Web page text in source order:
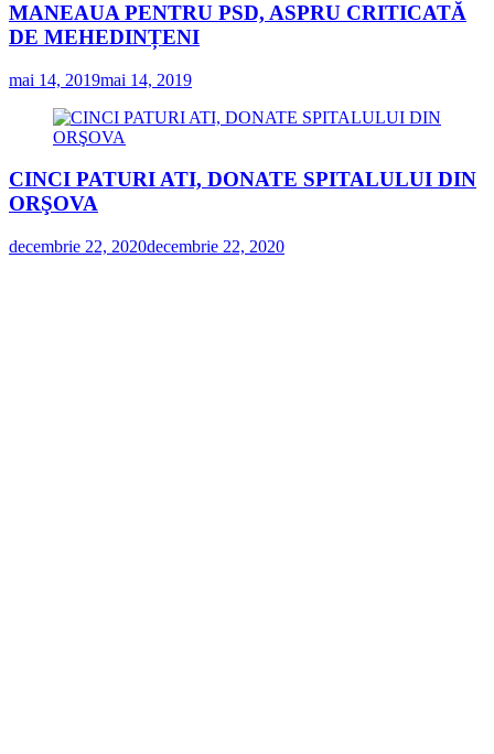
MANEAUA PENTRU PSD, ASPRU CRITICATĂ
DE MEHEDINȚENI
mai 14, 2019mai 14, 2019
CINCI PATURI ATI, DONATE SPITALULUI DIN
ORŞOVA
decembrie 22, 2020decembrie 22, 2020